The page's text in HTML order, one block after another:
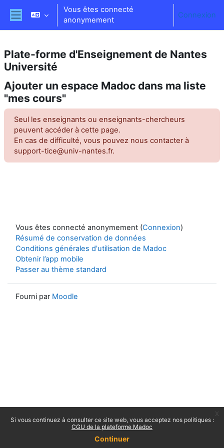
Passer au contenu principal
Si vous continuez à consulter ce site web, vous acceptez nos politiques :
CGU de la plateforme Madoc
Continuer
Panneau latéral
Vous êtes connecté
anonymement
Connexion
Plate-forme d'Enseignement de Nantes
Université
Ajouter un espace Madoc dans ma liste
"mes cours"
Seul les enseignants ou enseignants-chercheurs
peuvent accéder à cette page.
En cas de difficulté, vous pouvez nous contacter à
support-tice@univ-nantes.fr.
Vous êtes connecté anonymement (Connexion)
Résumé de conservation de données
Conditions générales d'utilisation de Madoc
Obtenir l’app mobile
Passer au thème standard
Fourni par Moodle